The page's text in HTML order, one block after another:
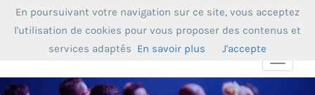
Toggle
En poursuivant votre navigation sur ce site, vous acceptez
l'utilisation de cookies pour vous proposer des contenus et
services adaptés En savoir plus J'accepte